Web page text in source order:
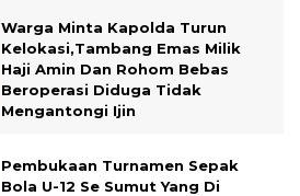
Warga Minta Kapolda Turun
Kelokasi,Tambang Emas Milik
Haji Amin Dan Rohom Bebas
Beroperasi Diduga Tidak
Mengantongi Ijin
Pembukaan Turnamen Sepak
Bola U-12 Se Sumut Yang Di